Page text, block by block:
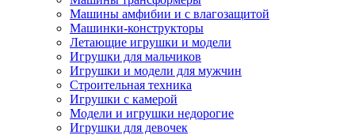
Машины амфибии и с влагозащитой
Машинки-конструкторы
Летающие игрушки и модели
Игрушки для мальчиков
Игрушки и модели для мужчин
Строительная техника
Игрушки с камерой
Модели и игрушки недорогие
Игрушки для девочек